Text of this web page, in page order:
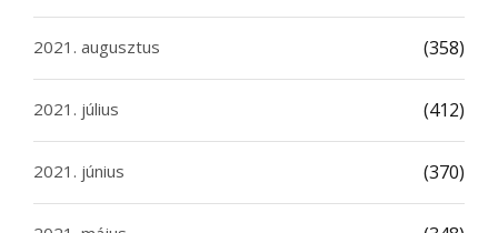
2021. augusztus (358)
2021. július (412)
2021. június (370)